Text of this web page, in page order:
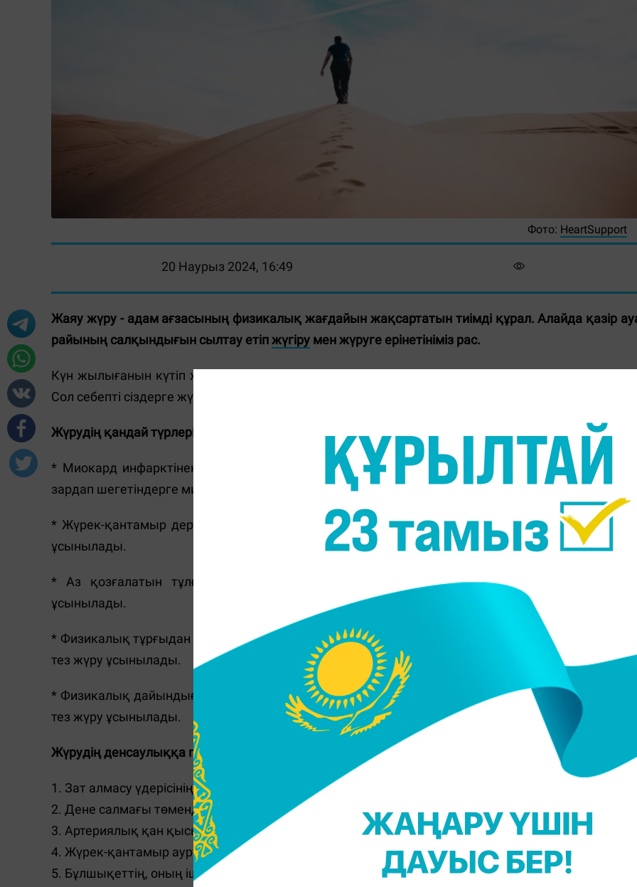
Фото: HeartSupport
20 Наурыз 2024, 16:49
Жаяу жүру - адам ағзасының физикалық жағдайын жақсартатын тиімді құрал. Алайда қазір
райының салқындығын сылтау етіп жүгіру мен жүруге ерінетініміз рас.
Күн жылығанын күтіп жүргенімізбен денсаулық сізді күтпейді, керісінше сіз оны күтуіңіз керек.
Сол себепті сіздерге жүрудің денсаулыққа пайдасы жөнінде аз-кем мағлұмат беруді жөн көрдік.
Жүрудің қандай түрлері емдік дене шынықтыруда қолданылады?
* Миокард инфарктінен сауығушы немесе айқын стенокардия және басқа қауіпті аурулардан
зардап шегетіндерге минутына 70 қадамға дейін (2,5-3 сағ/км) өте баяу жүру ұсынылады.
* Жүрек-қантамыр дерті бар тұлғаларға минутына 71-90 қадамға дейін (3-4 сағ/км) баяу жүру
ұсынылады.
* Аз қозғалатын тұлғаларға минутына 91-110 қадамға дейін (4-5 сағ/км) ақырын жүру
ұсынылады.
* Физикалық тұрғыдан дайындалған адамдарға минутына 110-130 қадамға дейін (5,6-6,4 сағ/км)
тез жүру ұсынылады.
* Физикалық дайындығы жоғары адамдарға минутына 130 қадамнан артық (6,5 сағ/км көп) өте
тез жүру ұсынылады.
Жүрудің денсаулыққа пайдасы:
1. Зат алмасу үдерісінің белсенділігін арттырады.
2. Дене салмағы төмендейді.
3. Артериялық қан қысымы қалпына келеді.
4. Жүрек-қантамыр ауруларының қаупі төмендейді.
5. Бұлшықеттің, оның ішінде жүрек пен тыныс алу жүйесінің жағдайы жақсарады.